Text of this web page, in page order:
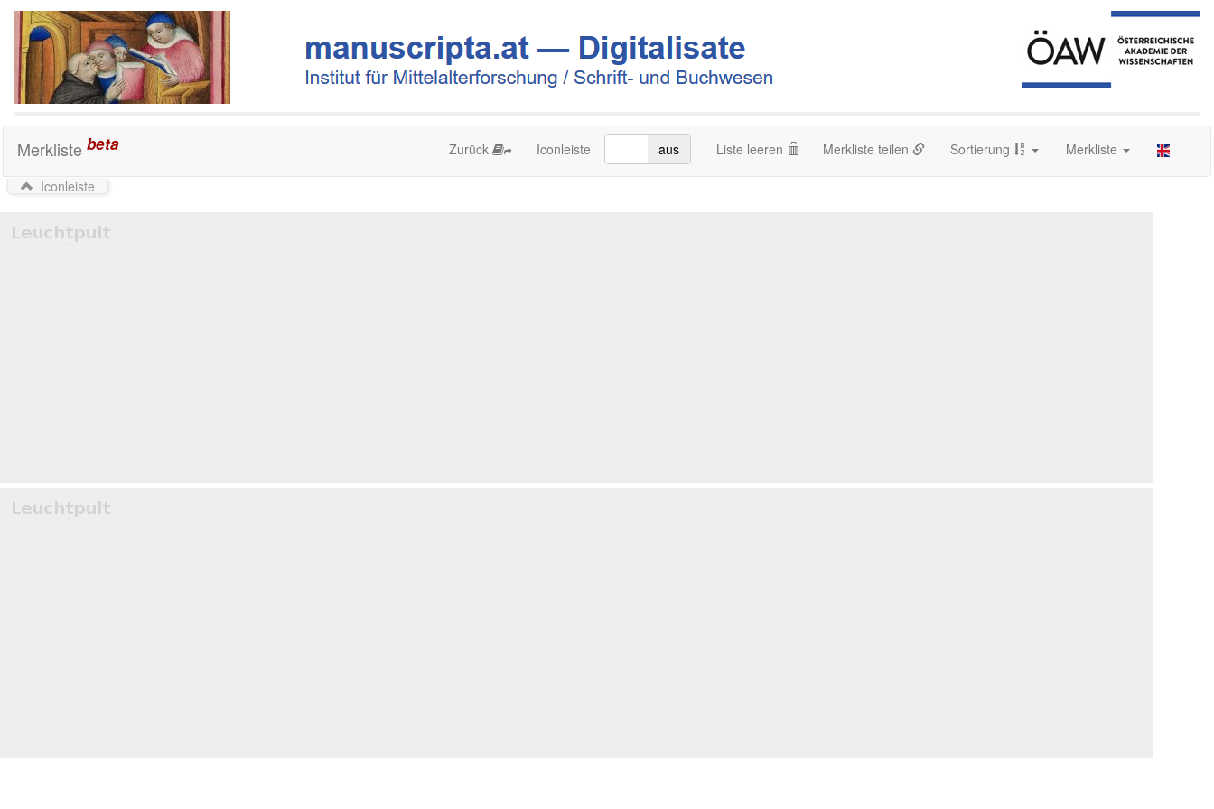
Merkliste beta Zurück Iconleiste
an aus Liste leeren Merkliste teilen Sortierung Merkliste
Iconleiste